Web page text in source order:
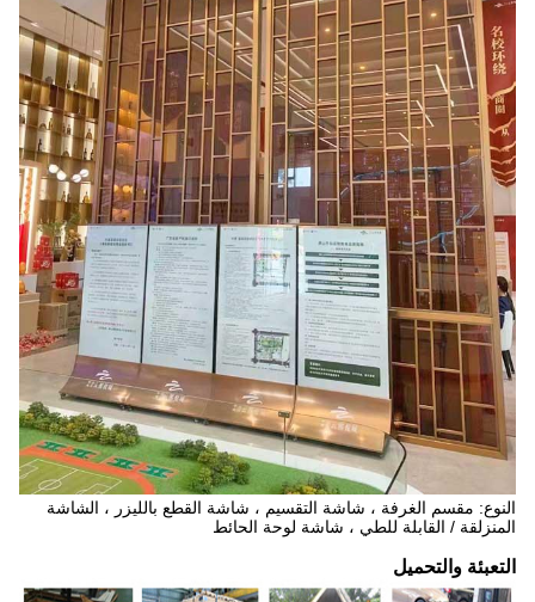
النوع: مقسم الغرفة ، شاشة التقسيم ، شاشة القطع بالليزر ، الشاشة
المنزلقة / القابلة للطي ، شاشة لوحة الحائط
التعبئة والتحميل